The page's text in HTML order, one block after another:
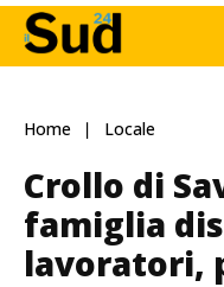
Home Locale
Crollo di
famiglia
lavoratori,